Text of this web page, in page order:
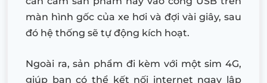
màn hình gốc của xe hơi và đợi vài giây, sau
đó hệ thống sẽ tự động kích hoạt.
Ngoài ra, sản phẩm đi kèm với một sim 4G,
giúp bạn có thể kết nối internet ngay lập